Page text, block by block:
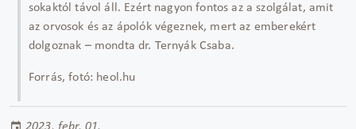
sokaktól távol áll. Ezért nagyon fontos az a szolgálat, amit
az orvosok és az ápolók végeznek, mert az emberekért
dolgoznak – mondta dr. Ternyák Csaba.
Forrás, fotó: heol.hu
2023. febr. 01.